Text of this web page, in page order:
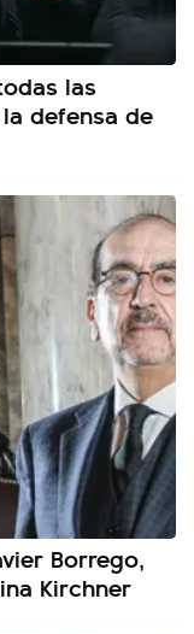
las
defensa de
Borrego,
Kirchner